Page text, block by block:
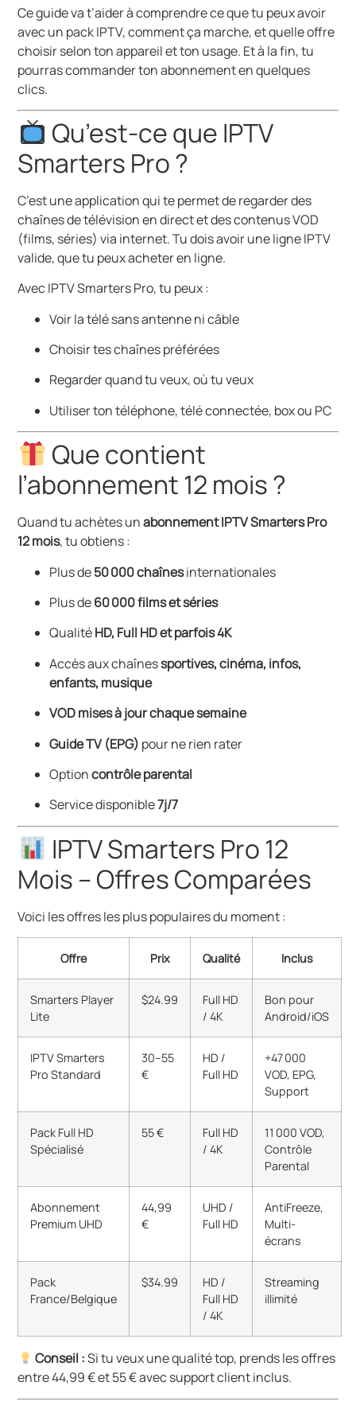
Ce guide va t’aider à comprendre ce que tu peux avoir
avec un pack IPTV, comment ça marche, et quelle offre
choisir selon ton appareil et ton usage. Et à la fin, tu
pourras commander ton abonnement en quelques
clics.
Qu’est-ce que IPTV
Smarters Pro ?
C’est une application qui te permet de regarder des
chaînes de télévision en direct et des contenus VOD
(films, séries) via internet. Tu dois avoir une ligne IPTV
valide, que tu peux acheter en ligne.
Avec IPTV Smarters Pro, tu peux :
Voir la télé sans antenne ni câble
Choisir tes chaînes préférées
Regarder quand tu veux, où tu veux
Utiliser ton téléphone, télé connectée, box ou PC
Que contient
l’abonnement 12 mois ?
Quand tu achètes unabonnement IPTV Smarters Pro
12 mois, tu obtiens :
Plus de50 000 chaînesinternationales
Plus de60 000 films et séries
QualitéHD, Full HD et parfois 4K
Accès aux chaînessportives, cinéma, infos,
enfants, musique
VOD mises à jour chaque semaine
Guide TV (EPG) pour ne rien rater
Optioncontrôle parental
Service disponible7j/7
IPTV Smarters Pro 12
Mois – Offres Comparées
Voici les offres les plus populaires du moment :
Offre Prix Qualité Inclus
Smarters Player
Lite
$24.99
Full HD
/ 4K
Bon pour
Android/iOS
IPTV Smarters
Pro Standard
30–55
€
HD /
Full HD
+47 000
VOD, EPG,
Support
Pack Full HD
Spécialisé
55 €
Full HD
/ 4K
11 000 VOD,
Contrôle
Parental
Abonnement
Premium UHD
44,99
€
UHD /
Full HD
AntiFreeze,
Multi-
écrans
Pack
France/Belgique
$34.99
HD /
Full HD
/ 4K
Streaming
illimité
Conseil :Si tu veux une qualité top, prends les offres
entre 44,99 € et 55 € avec support client inclus.